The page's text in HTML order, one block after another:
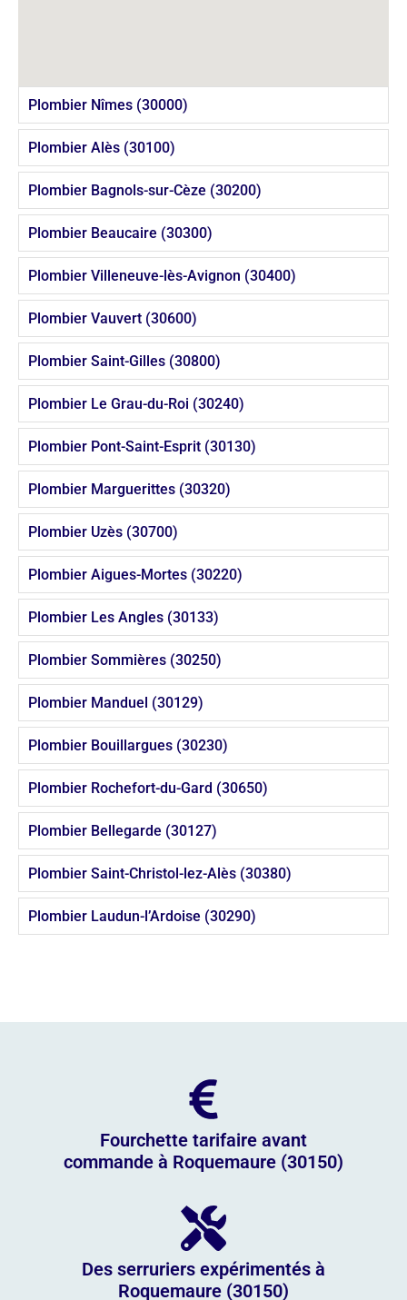
Plombier Nîmes (30000)
Plombier Alès (30100)
Plombier Bagnols-sur-Cèze (30200)
Plombier Beaucaire (30300)
Plombier Villeneuve-lès-Avignon (30400)
Plombier Vauvert (30600)
Plombier Saint-Gilles (30800)
Plombier Le Grau-du-Roi (30240)
Plombier Pont-Saint-Esprit (30130)
Plombier Marguerittes (30320)
Plombier Uzès (30700)
Plombier Aigues-Mortes (30220)
Plombier Les Angles (30133)
Plombier Sommières (30250)
Plombier Manduel (30129)
Plombier Bouillargues (30230)
Plombier Rochefort-du-Gard (30650)
Plombier Bellegarde (30127)
Plombier Saint-Christol-lez-Alès (30380)
Plombier Laudun-l’Ardoise (30290)
Fourchette tarifaire avant
commande à Roquemaure (30150)
Des serruriers expérimentés à
Roquemaure (30150)